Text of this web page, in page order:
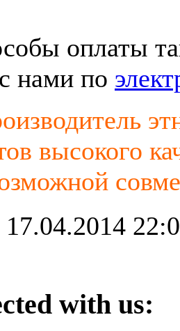
оплаты
нами по
высокого
with us: